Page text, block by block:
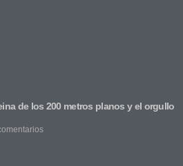
de los 200 metros planos y el orgullo